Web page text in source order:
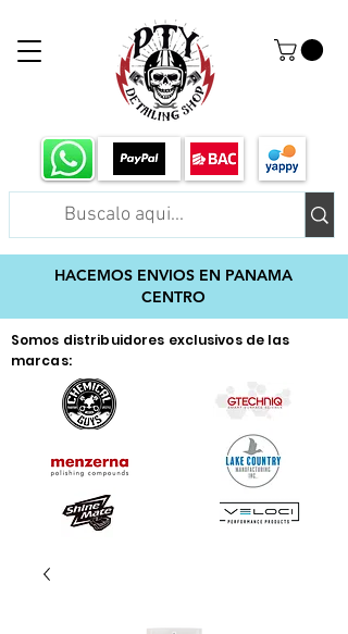
HACEMOS ENVIOS EN PANAMA
CENTRO
Somos distribuidores exclusivos de las
marcas: